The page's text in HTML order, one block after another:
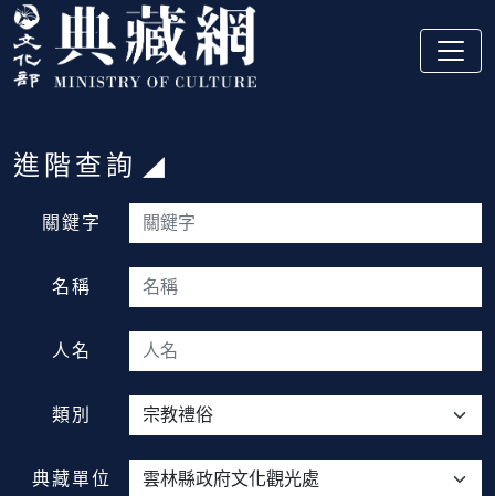
跳到主要內容
:::
:::
進階查詢
關鍵字
名稱
人名
類別
典藏單位